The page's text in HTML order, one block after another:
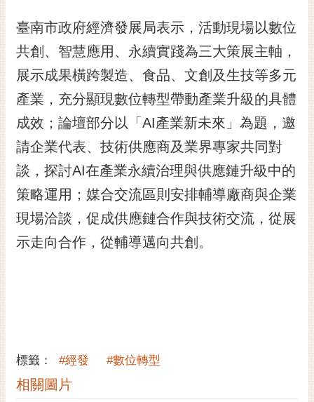
私
權
及
安
全
政
策
網
資
料
放
宣
置
臺南市政府經濟發展局表示，活動現場以數位
共創、智慧應用、永續實踐為三大策展主軸，
展示成果橫跨製造、食品、文創及生技等多元
產業，充分顯現數位轉型帶動產業升級的具體
成效；論壇部分以「AI產業新未來」為題，邀
請企業代表、技術供應商及業界專家共同對
談，探討AI在產業永續治理與供應鏈升級中的
策略運用；媒合交流區則安排輔導廠商與企業
現場洽談，促成供應鏈合作與技術交流，從展
示走向合作，從輔導邁向共創。
標籤： #經發 #數位轉型
相關圖片